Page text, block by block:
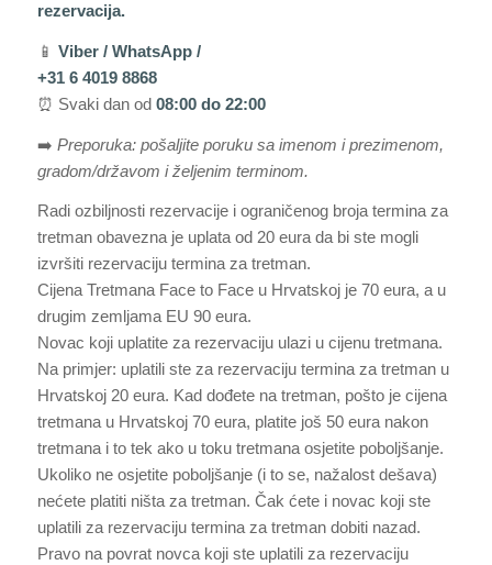
rezervacija.
📱 Viber / WhatsApp /
+31 6 4019 8868
⏰ Svaki dan od 08:00 do 22:00
➡️ Preporuka: pošaljite poruku sa imenom i prezimenom,
gradom/državom i željenim terminom.
Radi ozbiljnosti rezervacije i ograničenog broja termina za
tretman obavezna je uplata od 20 eura da bi ste mogli
izvršiti rezervaciju termina za tretman.
Cijena Tretmana Face to Face u Hrvatskoj je 70 eura, a u
drugim zemljama EU 90 eura.
Novac koji uplatite za rezervaciju ulazi u cijenu tretmana.
Na primjer: uplatili ste za rezervaciju termina za tretman u
Hrvatskoj 20 eura. Kad dođete na tretman, pošto je cijena
tretmana u Hrvatskoj 70 eura, platite još 50 eura nakon
tretmana i to tek ako u toku tretmana osjetite poboljšanje.
Ukoliko ne osjetite poboljšanje (i to se, nažalost dešava)
nećete platiti ništa za tretman. Čak ćete i novac koji ste
uplatili za rezervaciju termina za tretman dobiti nazad.
Pravo na povrat novca koji ste uplatili za rezervaciju